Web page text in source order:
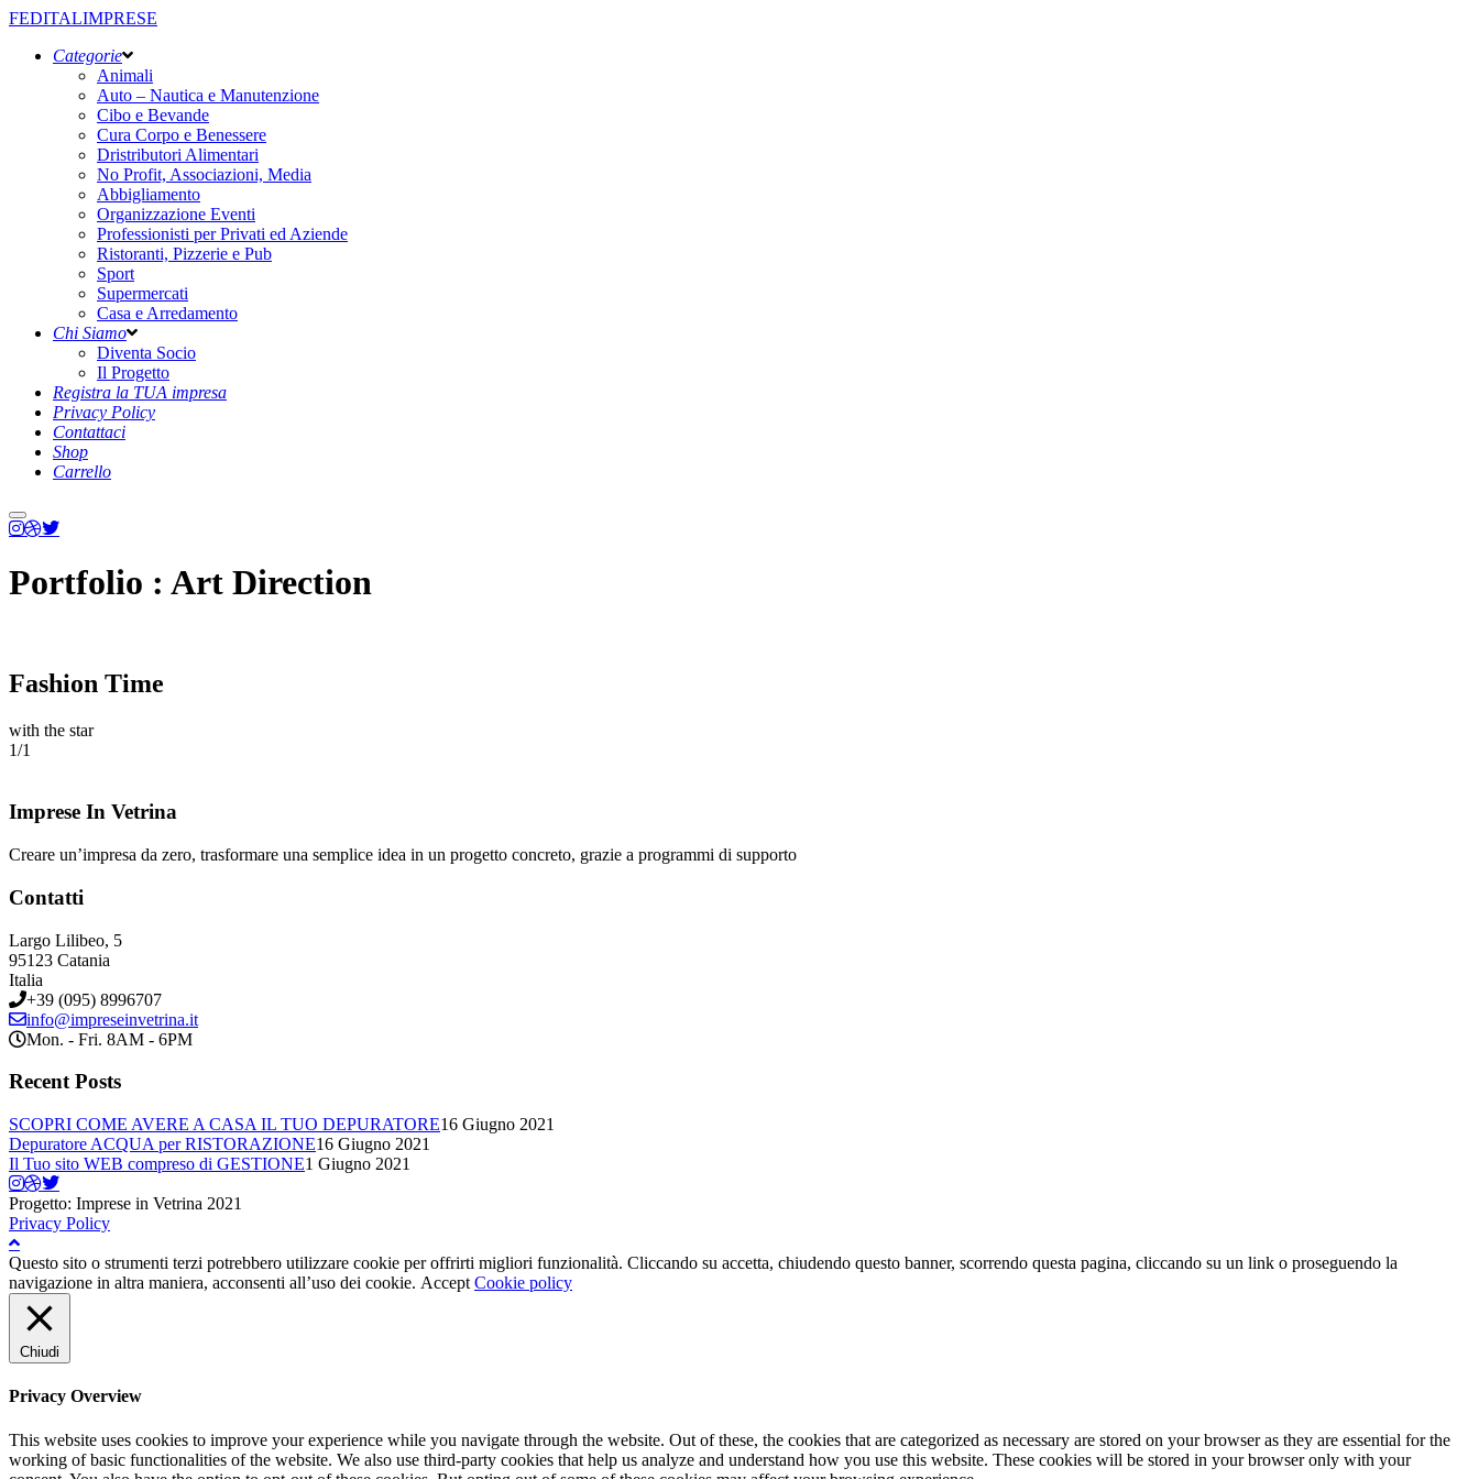
FEDITALIMPRESE
Categorie
Animali
Auto – Nautica e Manutenzione
Cibo e Bevande
Cura Corpo e Benessere
Dristributori Alimentari
No Profit, Associazioni, Media
Abbigliamento
Organizzazione Eventi
Professionisti per Privati ed Aziende
Ristoranti, Pizzerie e Pub
Sport
Supermercati
Casa e Arredamento
Chi Siamo
Diventa Socio
Il Progetto
Registra la TUA impresa
Privacy Policy
Contattaci
Shop
Carrello
Menu
principale
Portfolio : Art Direction
Fashion Time
with the star
1/1
Imprese In Vetrina
Creare un’impresa da zero, trasformare una semplice idea in un progetto concreto, grazie a programmi di supporto
Contatti
Largo Lilibeo, 5
95123 Catania
Italia
+39 (095) 8996707
info@impreseinvetrina.it
Mon. - Fri. 8AM - 6PM
Recent Posts
SCOPRI COME AVERE A CASA IL TUO DEPURATORE16 Giugno 2021
Depuratore ACQUA per RISTORAZIONE16 Giugno 2021
Il Tuo sito WEB compreso di GESTIONE1 Giugno 2021
Progetto: Imprese in Vetrina 2021
Privacy Policy
Questo sito o strumenti terzi potrebbero utilizzare cookie per offrirti migliori funzionalità. Cliccando su accetta, chiudendo questo banner, scorrendo questa pagina, cliccando su un link o proseguendo la
navigazione in altra maniera, acconsenti all’uso dei cookie. Accept Cookie policy
Chiudi
Privacy Overview
This website uses cookies to improve your experience while you navigate through the website. Out of these, the cookies that are categorized as necessary are stored on your browser as they are essential for the
working of basic functionalities of the website. We also use third-party cookies that help us analyze and understand how you use this website. These cookies will be stored in your browser only with your